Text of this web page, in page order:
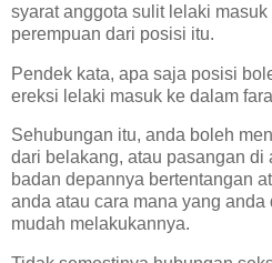
syarat anggota sulit lelaki
perempuan dari posisi itu.
Pendek kata, apa saja posisi
ereksi lelaki masuk ke dalam
Sehubungan itu, anda boleh
dari belakang, atau pasangan di
badan depannya bertentangan
anda atau cara mana yang
mudah melakukannya.